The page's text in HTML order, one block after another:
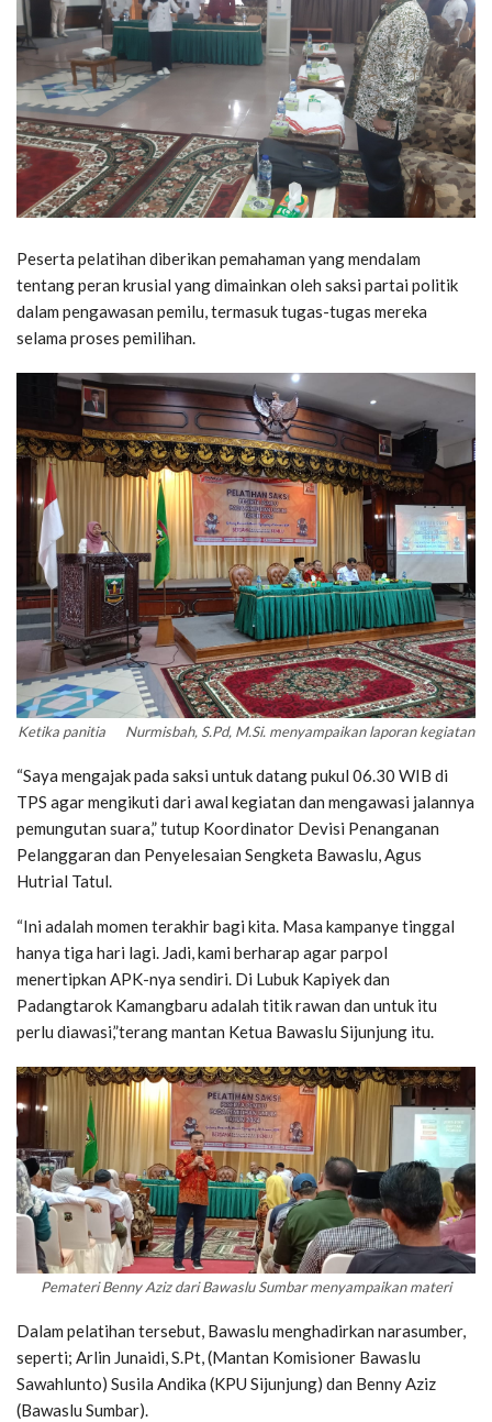
Peserta pelatihan diberikan pemahaman yang mendalam
tentang peran krusial yang dimainkan oleh saksi partai politik
dalam pengawasan pemilu, termasuk tugas-tugas mereka
selama proses pemilihan.
Ketika panitia Nurmisbah, S.Pd, M.Si. menyampaikan laporan kegiatan
“Saya mengajak pada saksi untuk datang pukul 06.30 WIB di
TPS agar mengikuti dari awal kegiatan dan mengawasi jalannya
pemungutan suara,” tutup Koordinator Devisi Penanganan
Pelanggaran dan Penyelesaian Sengketa Bawaslu, Agus
Hutrial Tatul.
“Ini adalah momen terakhir bagi kita. Masa kampanye tinggal
hanya tiga hari lagi. Jadi, kami berharap agar parpol
menertipkan APK-nya sendiri. Di Lubuk Kapiyek dan
Padangtarok Kamangbaru adalah titik rawan dan untuk itu
perlu diawasi,”terang mantan Ketua Bawaslu Sijunjung itu.
Pemateri Benny Aziz dari Bawaslu Sumbar menyampaikan materi
Dalam pelatihan tersebut, Bawaslu menghadirkan narasumber,
seperti; Arlin Junaidi, S.Pt, (Mantan Komisioner Bawaslu
Sawahlunto) Susila Andika (KPU Sijunjung) dan Benny Aziz
(Bawaslu Sumbar).